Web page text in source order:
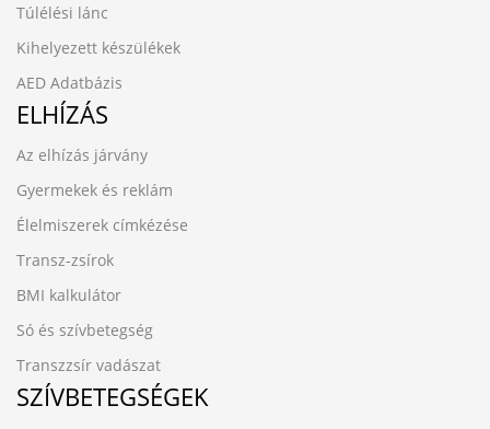
Túlélési lánc
Kihelyezett készülékek
AED Adatbázis
ELHÍZÁS
Az elhízás járvány
Gyermekek és reklám
Élelmiszerek címkézése
Transz-zsírok
BMI kalkulátor
Só és szívbetegség
Transzzsír vadászat
SZÍVBETEGSÉGEK